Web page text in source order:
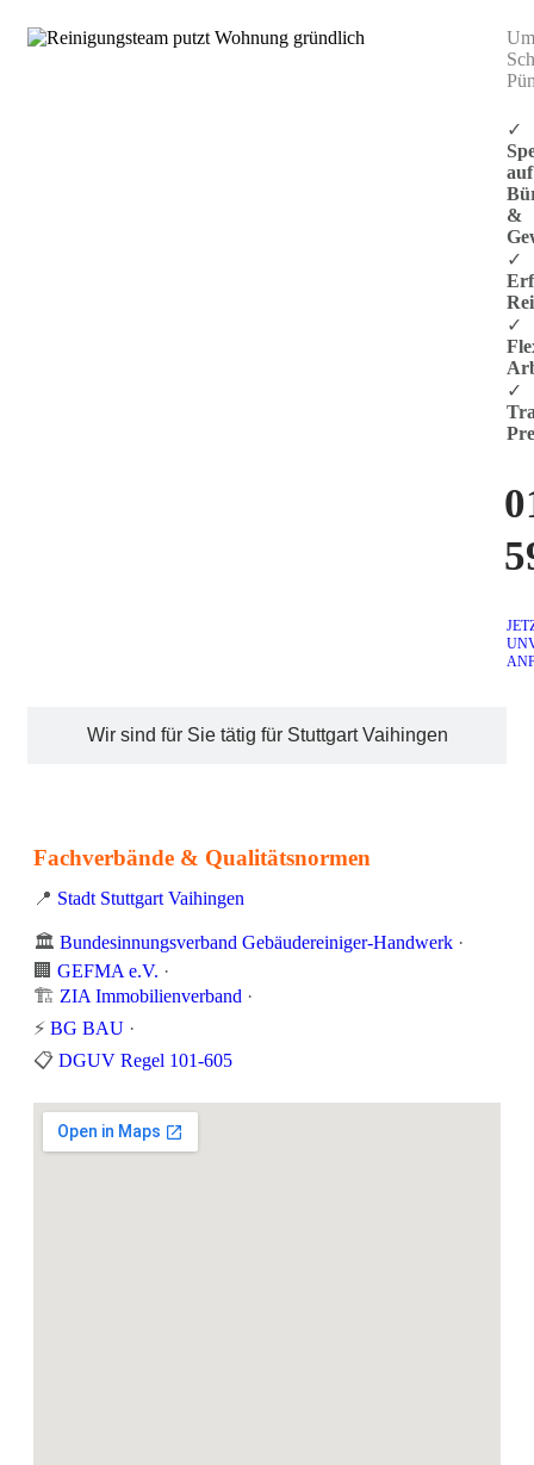
Wir sind für Sie tätig für Stuttgart Vaihingen
✓
auf
&
✓
✓
✓
Fachverbände & Qualitätsnormen
📍 Stadt Stuttgart Vaihingen
🏛️ Bundesinnungsverband Gebäudereiniger-Handwerk ·
🏢 GEFMA e.V. ·
🏗️ ZIA Immobilienverband ·
⚡ BG BAU ·
📋 DGUV Regel 101-605